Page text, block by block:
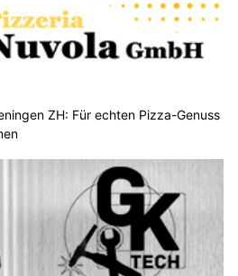
ZH: Für echten Pizza-Genuss